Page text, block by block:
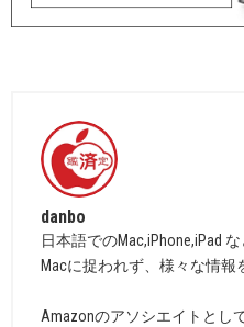
danbo
日本語でのMac,iPhone,iPad
Macに捉われず、様々な情報
Amazonのアソシエイトとし